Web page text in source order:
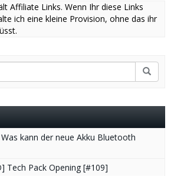
Affiliate Links. Wenn Ihr diese Links
ich eine kleine Provision, ohne das ihr
kann der neue Akku Bluetooth
Tech Pack Opening [#109]